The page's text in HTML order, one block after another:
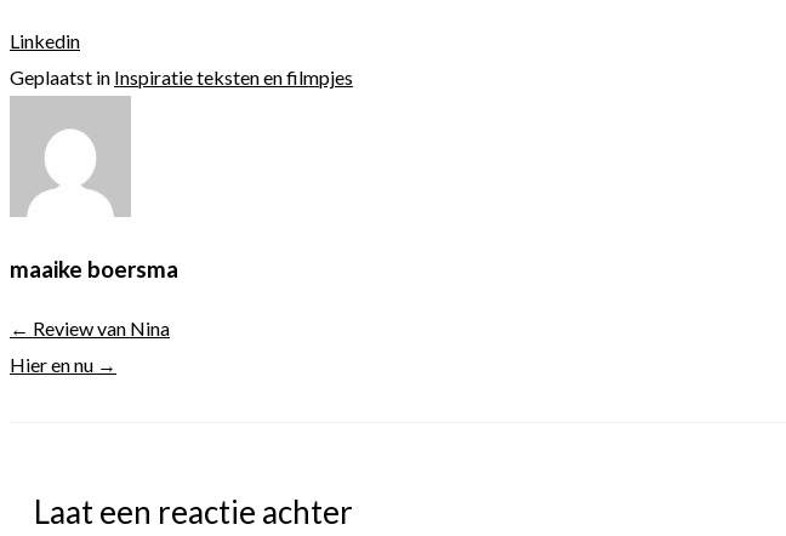
Linkedin
Geplaatst in Inspiratie teksten en filmpjes
maaike boersma
← Review van Nina
Hier en nu →
Laat een reactie achter